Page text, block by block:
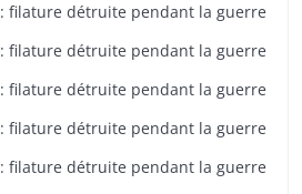
filature détruite pendant la guerre
filature détruite pendant la guerre
filature détruite pendant la guerre
filature détruite pendant la guerre
filature détruite pendant la guerre